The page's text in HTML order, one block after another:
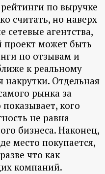
по выручке
считать, но наверх
агентства,
может быть
по отзывам и
к реальному
накрутки. Отдельная
рынка за
кого
не равна
бизнеса. Наконец,
место покупается,
что как
компаний.